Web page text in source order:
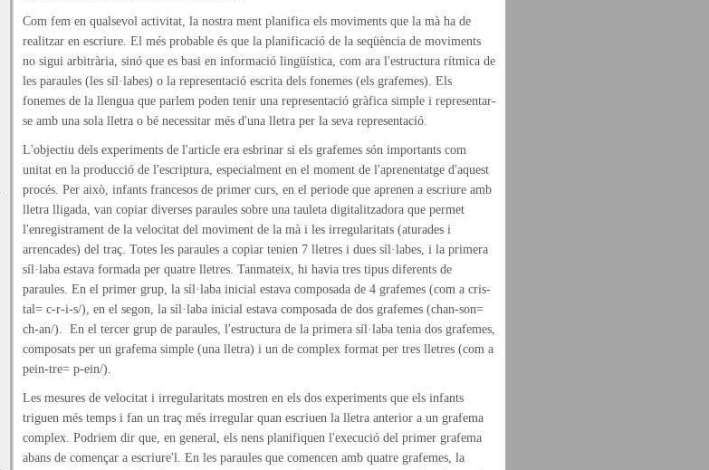
Com fem en qualsevol activitat, la nostra ment planifica els moviments que la mà ha de
realitzar en escriure. El més probable és que la planificació de la seqüència de moviments
no sigui arbitrària, sinó que es basi en informació lingüística, com ara l'estructura rítmica de
les paraules (les síl·labes) o la representació escrita dels fonemes (els grafemes). Els
fonemes de la llengua que parlem poden tenir una representació gràfica simple i representar-
se amb una sola lletra o bé necessitar més d'una lletra per la seva representació.
L'objectiu dels experiments de l'article era esbrinar si els grafemes són importants com
unitat en la producció de l'escriptura, especialment en el moment de l'aprenentatge d'aquest
procés. Per això, infants francesos de primer curs, en el periode que aprenen a escriure amb
lletra lligada, van copiar diverses paraules sobre una tauleta digitalitzadora que permet
l'enregistrament de la velocitat del moviment de la mà i les irregularitats (aturades i
arrencades) del traç. Totes les paraules a copiar tenien 7 lletres i dues síl·labes, i la primera
síl·laba estava formada per quatre lletres. Tanmateix, hi havia tres tipus diferents de
paraules. En el primer grup, la síl·laba inicial estava composada de 4 grafemes (com a cris-
tal= c-r-i-s/), en el segon, la síl·laba inicial estava composada de dos grafemes (chan-son=
ch-an/). En el tercer grup de paraules, l'estructura de la primera síl·laba tenia dos grafemes,
composats per un grafema simple (una lletra) i un de complex format per tres lletres (com a
pein-tre= p-ein/).
Les mesures de velocitat i irregularitats mostren en els dos experiments que els infants
triguen més temps i fan un traç més irregular quan escriuen la lletra anterior a un grafema
complex. Podriem dir que, en general, els nens planifiquen l'execució del primer grafema
abans de començar a escriure'l. En les paraules que comencen amb quatre grafemes, la